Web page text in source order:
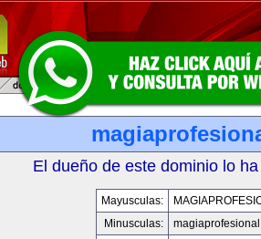
El dueño de este dominio lo
Mayusculas:
Minusculas: